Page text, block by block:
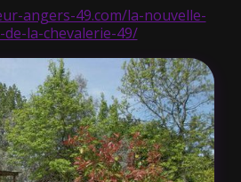
angers-49.com/la-nouvelle-
la-chevalerie-49/